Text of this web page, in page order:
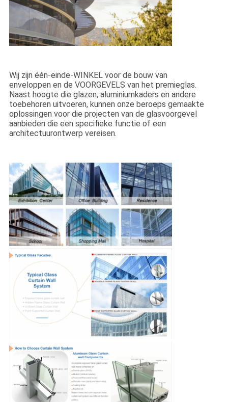
Wij zijn één-einde-WINKEL voor de bouw van
enveloppen en de VOORGEVELS van het premieglas.
Naast hoogte die glazen, aluminiumkaders en andere
toebehoren uitvoeren, kunnen onze beroeps gemaakte
oplossingen voor die projecten van de glasvoorgevel
aanbieden die een specifieke functie of een
architectuurontwerp vereisen.